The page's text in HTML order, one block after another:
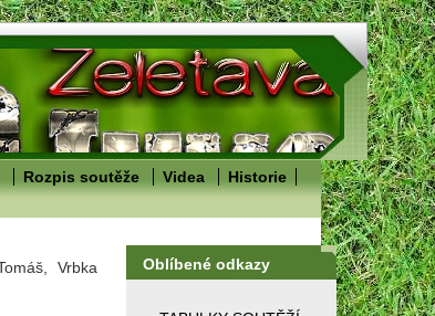
Rozpis soutěže Videa
Historie
Oblíbené odkazy
Vrbka